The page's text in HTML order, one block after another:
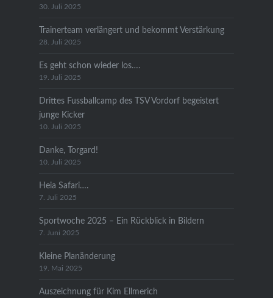
30. Juli 2025
Trainerteam verlängert und bekommt Verstärkung
28. Juli 2025
Es geht schon wieder los….
19. Juli 2025
Drittes Fussballcamp des TSV Vordorf begeistert
junge Kicker
10. Juli 2025
Danke, Torgard!
10. Juli 2025
Heia Safari….
7. Juli 2025
Sportwoche 2025 – Ein Rückblick in Bildern
7. Juni 2025
Kleine Planänderung
19. Mai 2025
Auszeichnung für Kim Ellmerich